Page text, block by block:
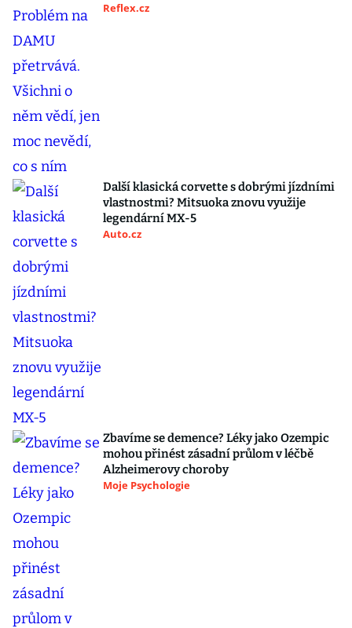
Reflex.cz
Další klasická corvette s dobrými jízdními
vlastnostmi? Mitsuoka znovu využije
legendární MX-5
Auto.cz
Zbavíme se demence? Léky jako Ozempic
mohou přinést zásadní průlom v léčbě
Alzheimerovy choroby
Moje Psychologie